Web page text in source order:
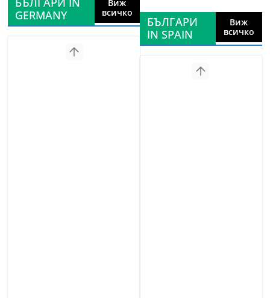
GERMANY
Виж
всичко
БЪЛГАРИ
IN SPAIN
Виж
всичко